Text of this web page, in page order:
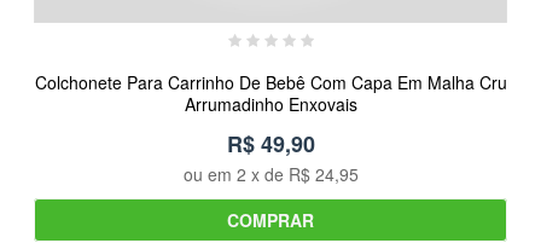
Colchonete Para Carrinho De Bebê Com Capa Em Malha Cru
Arrumadinho Enxovais
R$ 49,90
ou em 2 x de R$ 24,95
COMPRAR